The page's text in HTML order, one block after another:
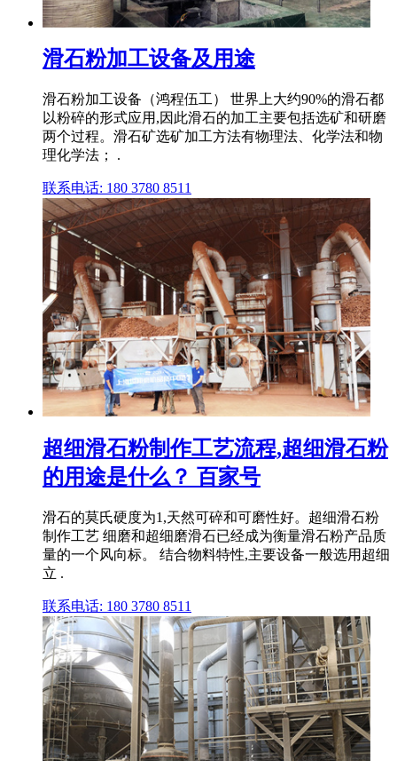
滑石粉加工设备及用途
滑石粉加工设备（鸿程伍工） 世界上大约90%的滑石都
以粉碎的形式应用,因此滑石的加工主要包括选矿和研磨
两个过程。滑石矿选矿加工方法有物理法、化学法和物
理化学法； .
联系电话: 180 3780 8511
超细滑石粉制作工艺流程,超细滑石粉
的用途是什么？ 百家号
滑石的莫氏硬度为1,天然可碎和可磨性好。超细滑石粉
制作工艺 细磨和超细磨滑石已经成为衡量滑石粉产品质
量的一个风向标。 结合物料特性,主要设备一般选用超细
立 .
联系电话: 180 3780 8511